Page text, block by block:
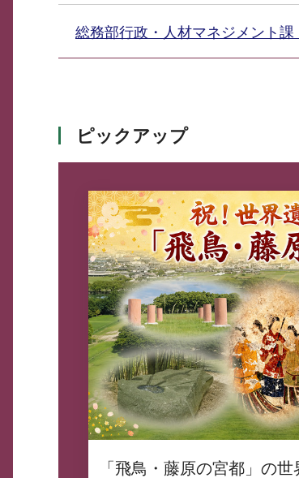
総務部行政・人材マネジメント
ピックアップ
「飛鳥・藤原の宮都」の